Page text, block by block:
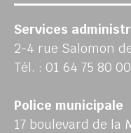
Services
2-4 rue Salomon
Tél. : 01 64 75 80 00
Police municipale
17 boulevard de la